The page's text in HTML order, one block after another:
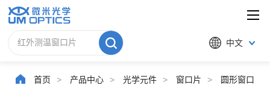
中文
首页 > 产品中心 > 光学元件 > 窗口片 > 圆形窗口片